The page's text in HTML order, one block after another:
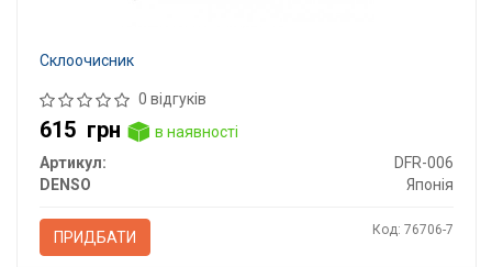
Склоочисник
0 відгуків
615 грн
в наявності
Артикул:
DFR-006
DENSO
Японія
ПРИДБАТИ Код: 76706-7